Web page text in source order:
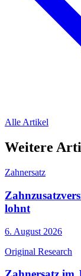
Alle Artikel
Weitere
Zahnersatz
lohnt
6. August 2026
Original Research